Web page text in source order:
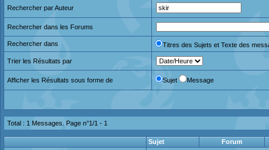
Rechercher par Auteur
Rechercher dans les Forums
Rechercher dans Titres des Sujets et Texte des
Trier les Résultats par
Afficher les Résultats sous forme de Sujet Message
Total : 1 Messages. Page n°1/1 - 1
Sujet
Forum